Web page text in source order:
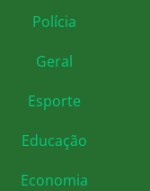
Polícia
Geral
Esporte
Educação
Economia